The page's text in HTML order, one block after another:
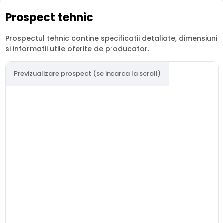
Prospect tehnic
Prospectul tehnic contine specificatii detaliate, dimensiuni
si informatii utile oferite de producator.
Previzualizare prospect (se incarca la scroll)